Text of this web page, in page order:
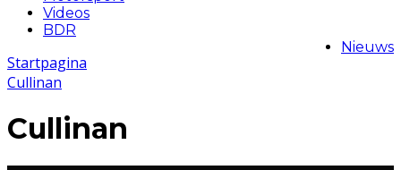
Videos
BDR
Nieuws
Startpagina
Cullinan
Cullinan